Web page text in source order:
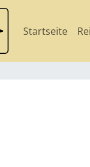
Startseite